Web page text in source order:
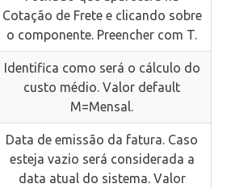
Cotação de Frete e clicando sobre
o componente. Preencher com T.
Identifica como será o cálculo do
custo médio. Valor default
M=Mensal.
Data de emissão da fatura. Caso
esteja vazio será considerada a
data atual do sistema. Valor